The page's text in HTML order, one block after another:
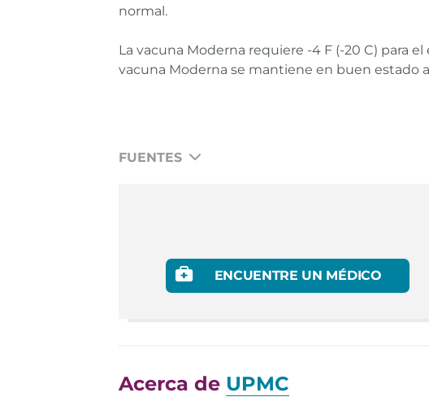
normal.
La vacuna Moderna requiere -4 F (-20 C) para
vacuna Moderna se mantiene en buen estado
FUENTES
Fact Sheet for Healthcare Providers Administering
Fact Sheet for Recipients and Caregivers.
ENCUENTRE UN MÉDICO
Acerca de UPMC